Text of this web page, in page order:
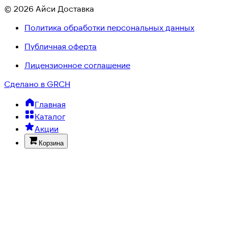
© 2026 Айси Доставка
Политика обработки персональных данных
Публичная оферта
Лицензионное соглашение
Сделано в GRCH
Главная
Каталог
Акции
Корзина